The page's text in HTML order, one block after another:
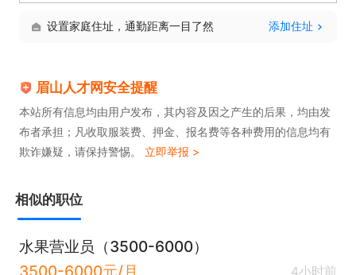
设置家庭住址，通勤距离一目了然 添加住址
眉山人才网安全提醒
本站所有信息均由用户发布，其内容及因之产生的后果，均由发
布者承担；凡收取服装费、押金、报名费等各种费用的信息均有
欺诈嫌疑，请保持警惕。 立即举报 >
相似的职位
水果营业员（3500-6000）
4小时前